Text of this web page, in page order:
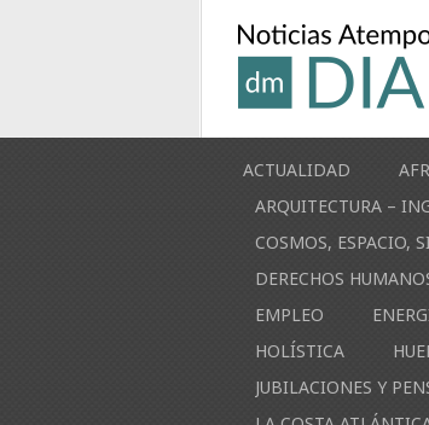
ACTUALIDAD
ARQUITECTURA –
COSMOS, ESPACIO,
DERECHOS
EMPLEO
HOLÍSTICA
JUBILACIONES Y